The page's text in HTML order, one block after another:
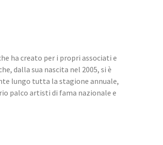
ha creato per i propri associati e
dalla sua nascita nel 2005, si è
lungo tutta la stagione annuale,
palco artisti di fama nazionale e